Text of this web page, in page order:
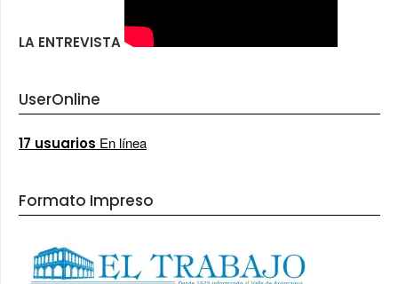
LA ENTREVISTA
UserOnline
17 usuarios En línea
Formato Impreso